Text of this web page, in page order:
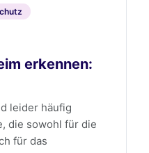
erkennen:
leider häufig
die sowohl für die
für das